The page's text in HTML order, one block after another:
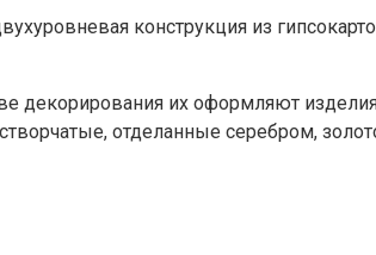
конструкция из
декорирования их оформляют
отделанные серебром,